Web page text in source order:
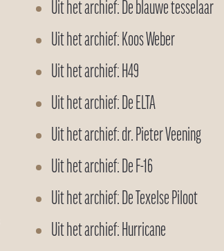
Uit het archief: De blauwe tesselaar
Uit het archief: Koos Weber
Uit het archief: H49
Uit het archief: De ELTA
Uit het archief: dr. Pieter Veening
Uit het archief: De F-16
Uit het archief: De Texelse Piloot
Uit het archief: Hurricane